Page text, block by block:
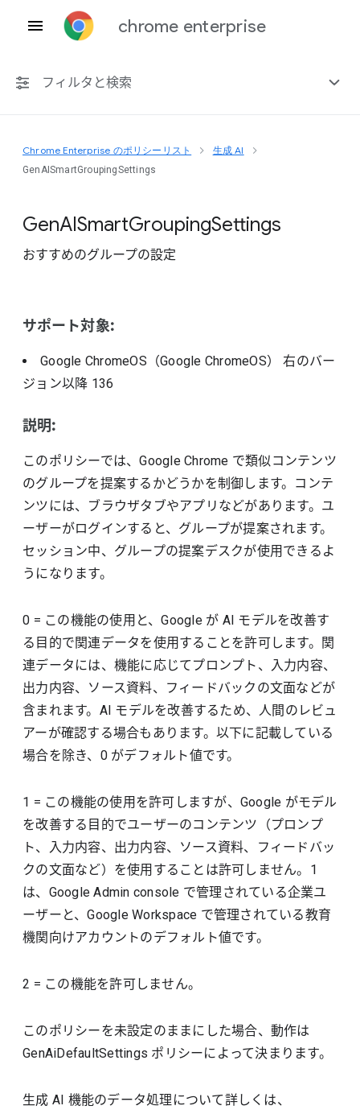
chrome enterprise
フィルタと検索
プラットフォーム共通
Chrome Enterprise のポリシーリスト 生成 AI
GenAISmartGroupingSettings
GenAISmartGroupingSettings
おすすめのグループの設定
サポート対象:
Google ChromeOS（Google ChromeOS）右のバー
ジョン以降 136
説明:
このポリシーでは、Google Chrome で類似コンテンツ
のグループを提案するかどうかを制御します。コンテ
ンツには、ブラウザタブやアプリなどがあります。ユ
ーザーがログインすると、グループが提案されます。
セッション中、グループの提案デスクが使用できるよ
うになります。
0 = この機能の使用と、Google が AI モデルを改善す
る目的で関連データを使用することを許可します。関
連データには、機能に応じてプロンプト、入力内容、
出力内容、ソース資料、フィードバックの文面などが
含まれます。AI モデルを改善するため、人間のレビュ
アーが確認する場合もあります。以下に記載している
場合を除き、0 がデフォルト値です。
1 = この機能の使用を許可しますが、Google がモデル
を改善する目的でユーザーのコンテンツ（プロンプ
ト、入力内容、出力内容、ソース資料、フィードバッ
クの文面など）を使用することは許可しません。1
は、Google Admin console で管理されている企業ユ
ーザーと、Google Workspace で管理されている教育
機関向けアカウントのデフォルト値です。
2 = この機能を許可しません。
このポリシーを未設定のままにした場合、動作は
GenAiDefaultSettings ポリシーによって決まります。
生成 AI 機能のデータ処理について詳しくは、